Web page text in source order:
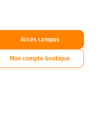
Accès campus
Mon compte boutique